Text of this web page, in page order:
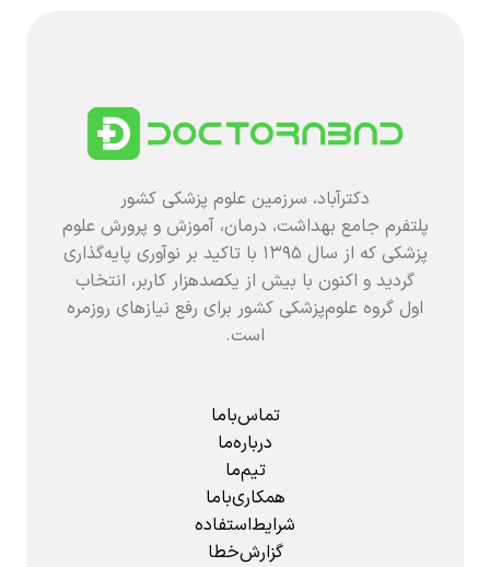
دکترآباد، سرزمین علوم پزشکی کشور
پلتفرم جامع بهداشت، درمان، آموزش و پرورش علوم
پزشکی که از سال ۱۳۹۵ با تاکید بر نوآوری پایه‌گذاری
گردید و اکنون با بیش از یکصدهزار کاربر، انتخاب
اول گروه علوم‌پزشکی کشور برای رفع نیازهای روزمره
است.
تماس‌باما
درباره‌ما
تیم‌ما
همکاری‌باما
شرایط‌استفاده
گزارش‌خطا